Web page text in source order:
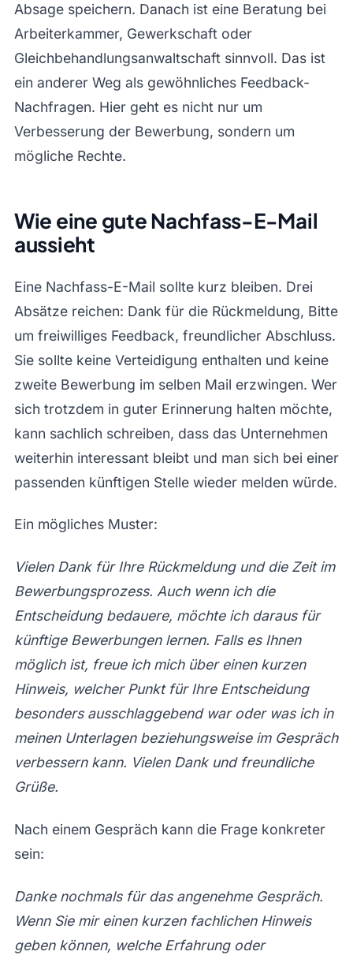
Absage speichern. Danach ist eine Beratung bei
Arbeiterkammer, Gewerkschaft oder
Gleichbehandlungsanwaltschaft sinnvoll. Das ist
ein anderer Weg als gewöhnliches Feedback-
Nachfragen. Hier geht es nicht nur um
Verbesserung der Bewerbung, sondern um
mögliche Rechte.
Wie eine gute Nachfass-E-Mail
aussieht
Eine Nachfass-E-Mail sollte kurz bleiben. Drei
Absätze reichen: Dank für die Rückmeldung, Bitte
um freiwilliges Feedback, freundlicher Abschluss.
Sie sollte keine Verteidigung enthalten und keine
zweite Bewerbung im selben Mail erzwingen. Wer
sich trotzdem in guter Erinnerung halten möchte,
kann sachlich schreiben, dass das Unternehmen
weiterhin interessant bleibt und man sich bei einer
passenden künftigen Stelle wieder melden würde.
Ein mögliches Muster:
Vielen Dank für Ihre Rückmeldung und die Zeit im
Bewerbungsprozess. Auch wenn ich die
Entscheidung bedauere, möchte ich daraus für
künftige Bewerbungen lernen. Falls es Ihnen
möglich ist, freue ich mich über einen kurzen
Hinweis, welcher Punkt für Ihre Entscheidung
besonders ausschlaggebend war oder was ich in
meinen Unterlagen beziehungsweise im Gespräch
verbessern kann. Vielen Dank und freundliche
Grüße.
Nach einem Gespräch kann die Frage konkreter
sein:
Danke nochmals für das angenehme Gespräch.
Wenn Sie mir einen kurzen fachlichen Hinweis
geben können, welche Erfahrung oder